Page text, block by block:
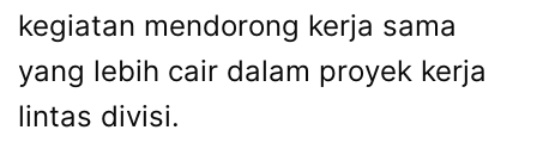
kegiatan mendorong kerja sama
yang lebih cair dalam proyek kerja
lintas divisi.